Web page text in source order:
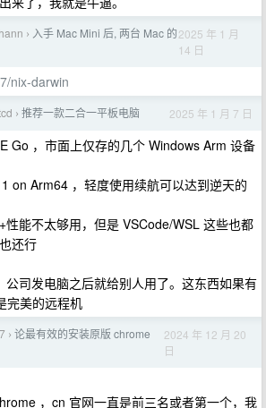
› 入手 Mac Mini 后, 两台 Mac 的2025 年 1 月
14 日
nix-darwin
› 推荐一款二合一平板电脑 2025 年 1 月 7 日
Go ，市面上仅存的几个 Windows Arm 设备
on Arm64 ，轻度使用续航可以达到逆天的
性能不太够用，但是 VSCode/WSL 这些也都
还行
公司发电脑之后就给别人用了。这东西如果有
完美的远程机
› 论最有效的安装原版 chrome
2024 年 12 月 20
日
，cn 官网一直是前三名或者第一个，我